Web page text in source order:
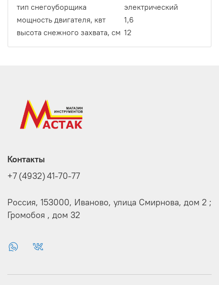
тип снегоуборщика
электрический
мощность двигателя, квт
1,6
высота снежного захвата, см 12
Контакты
+7 (4932) 41-70-77
Россия, 153000, Иваново, улица Смирнова, дом 2 ;
Громобоя , дом 32